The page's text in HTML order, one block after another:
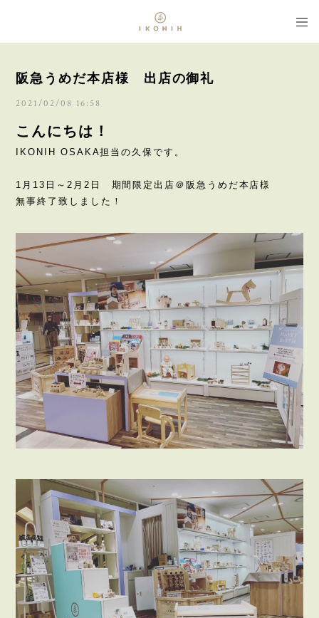
阪急うめだ本店様 出店の御礼
2021/02/08 16:58
こんにちは！
IKONIH OSAKA担当の久保です。
1月13日～2月2日 期間限定出店＠阪急うめだ本店様
無事終了致しました！